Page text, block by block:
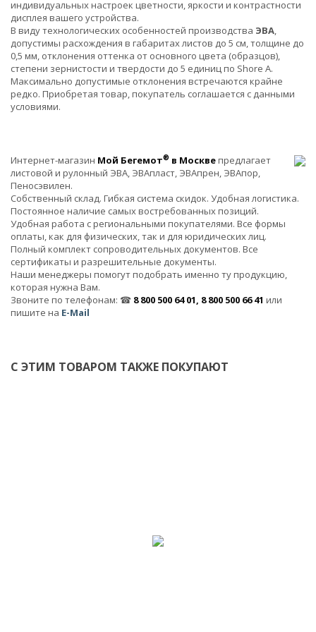
индивидуальных настроек цветности, яркости и контрастности
дисплея вашего устройства.
В виду технологических особенностей производства ЭВА
допустимы расхождения в габаритах листов до 5 см, толщине до
0,5 мм, отклонения оттенка от основного цвета (образцов),
степени зернистости и твердости до 5 единиц по Shore A.
Максимально допустимые отклонения встречаются крайне
редко. Приобретая товар, покупатель соглашается с данными
условиями.
Интернет-магазин Мой Бегемот® в Москвепредлагает
листовой и рулонный ЭВА, ЭВАпласт, ЭВАпрен, ЭВАпор,
Пеносэвилен.
Собственный склад. Гибкая система скидок. Удобная логистика.
Постоянное наличие самых востребованных позиций.
Удобная работа с региональными покупателями. Все формы
оплаты, как для физических, так и для юридических лиц.
Полный комплект сопроводительных документов. Все
сертификаты и разрешительные документы.
Наши менеджеры помогут подобрать именно ту продукцию,
которая нужна Вам.
Звоните по телефонам: ☎ 8 800 500 64 01, 8 800 500 66 41 или
пишите на E-Mail
С ЭТИМ ТОВАРОМ ТАКЖЕ ПОКУПАЮТ